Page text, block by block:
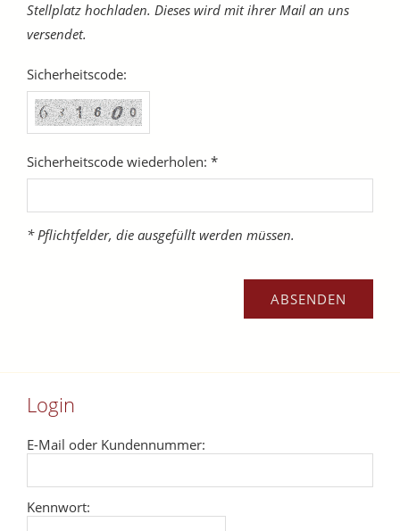
Stellplatz hochladen. Dieses wird mit ihrer Mail an uns
versendet.
Sicherheitscode:
Sicherheitscode wiederholen: *
* Pflichtfelder, die ausgefüllt werden müssen.
Login
E-Mail oder Kundennummer:
Kennwort: